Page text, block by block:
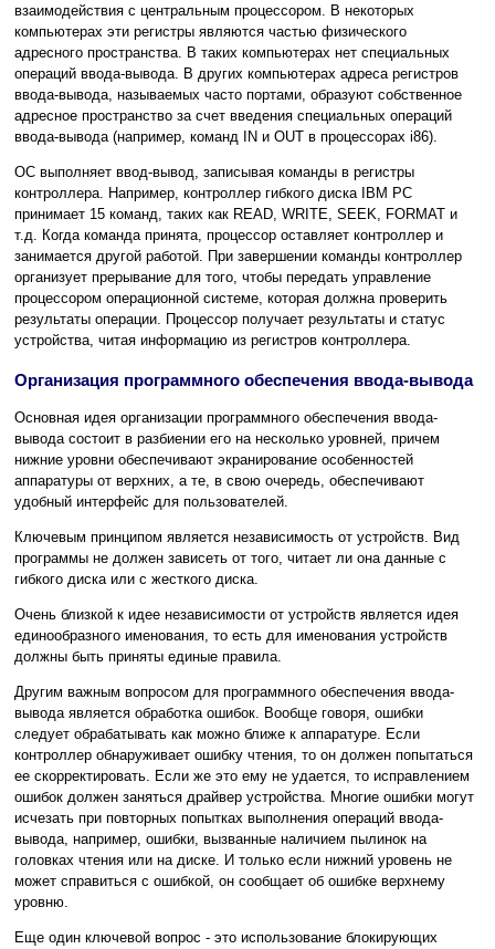
взаимодействия с центральным процессором. В некоторых
компьютерах эти регистры являются частью физического
адресного пространства. В таких компьютерах нет специальных
операций ввода-вывода. В других компьютерах адреса регистров
ввода-вывода, называемых часто портами, образуют собственное
адресное пространство за счет введения специальных операций
ввода-вывода (например, команд IN и OUT в процессорах i86).
ОС выполняет ввод-вывод, записывая команды в регистры
контроллера. Например, контроллер гибкого диска IBM PC
принимает 15 команд, таких как READ, WRITE, SEEK, FORMAT и
т.д. Когда команда принята, процессор оставляет контроллер и
занимается другой работой. При завершении команды контроллер
организует прерывание для того, чтобы передать управление
процессором операционной системе, которая должна проверить
результаты операции. Процессор получает результаты и статус
устройства, читая информацию из регистров контроллера.
Организация программного обеспечения ввода-вывода
Основная идея организации программного обеспечения ввода-
вывода состоит в разбиении его на несколько уровней, причем
нижние уровни обеспечивают экранирование особенностей
аппаратуры от верхних, а те, в свою очередь, обеспечивают
удобный интерфейс для пользователей.
Ключевым принципом является независимость от устройств. Вид
программы не должен зависеть от того, читает ли она данные с
гибкого диска или с жесткого диска.
Очень близкой к идее независимости от устройств является идея
единообразного именования, то есть для именования устройств
должны быть приняты единые правила.
Другим важным вопросом для программного обеспечения ввода-
вывода является обработка ошибок. Вообще говоря, ошибки
следует обрабатывать как можно ближе к аппаратуре. Если
контроллер обнаруживает ошибку чтения, то он должен попытаться
ее скорректировать. Если же это ему не удается, то исправлением
ошибок должен заняться драйвер устройства. Многие ошибки могут
исчезать при повторных попытках выполнения операций ввода-
вывода, например, ошибки, вызванные наличием пылинок на
головках чтения или на диске. И только если нижний уровень не
может справиться с ошибкой, он сообщает об ошибке верхнему
уровню.
Еще один ключевой вопрос - это использование блокирующих